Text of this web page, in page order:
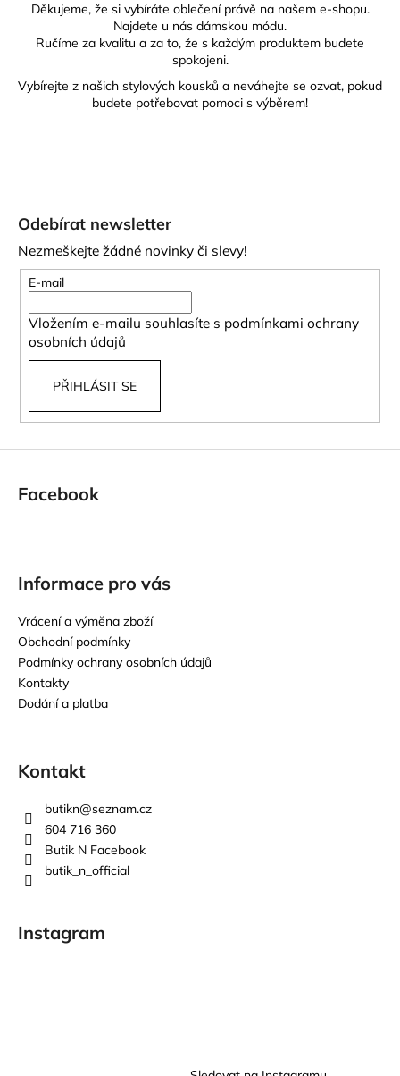
Děkujeme, že si vybíráte oblečení právě na našem e-shopu.
Najdete u nás dámskou módu.
Ručíme za kvalitu a za to, že s každým produktem budete
spokojeni.
Vybírejte z našich stylových kousků a neváhejte se ozvat, pokud
budete potřebovat pomoci s výběrem!
Odebírat newsletter
Nezmeškejte žádné novinky či slevy!
E-mail
Vložením e-mailu souhlasíte s podmínkami ochrany
osobních údajů
PŘIHLÁSIT SE
Facebook
Informace pro vás
Vrácení a výměna zboží
Obchodní podmínky
Podmínky ochrany osobních údajů
Kontakty
Dodání a platba
Kontakt
butikn@seznam.cz
604 716 360
Butik N Facebook
butik_n_official
Instagram